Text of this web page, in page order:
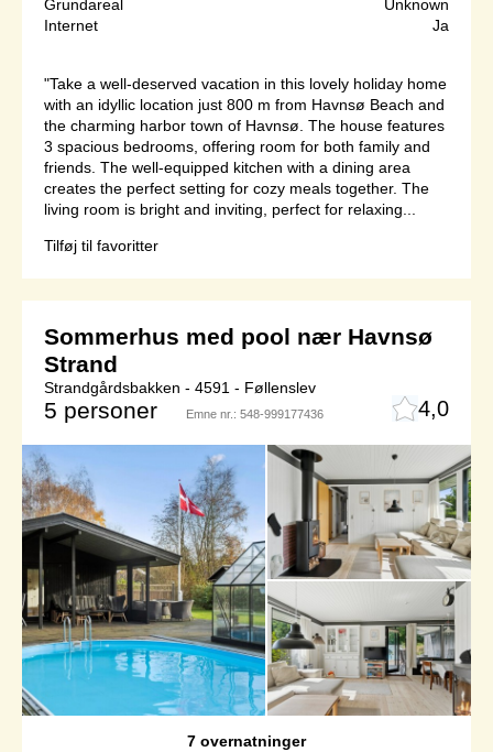
Grundareal
Unknown
Internet
Ja
"Take a well-deserved vacation in this lovely holiday home
with an idyllic location just 800 m from Havnsø Beach and
the charming harbor town of Havnsø. The house features
3 spacious bedrooms, offering room for both family and
friends. The well-equipped kitchen with a dining area
creates the perfect setting for cozy meals together. The
living room is bright and inviting, perfect for relaxing...
Tilføj til favoritter
Sommerhus med pool nær Havnsø
Strand
Strandgårdsbakken - 4591 - Føllenslev
5 personer Emne nr.: 548-999177436 4,0
7 overnatninger